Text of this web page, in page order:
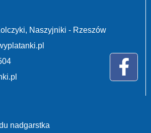
Naszyjniki - Rzeszów
nadgarstka